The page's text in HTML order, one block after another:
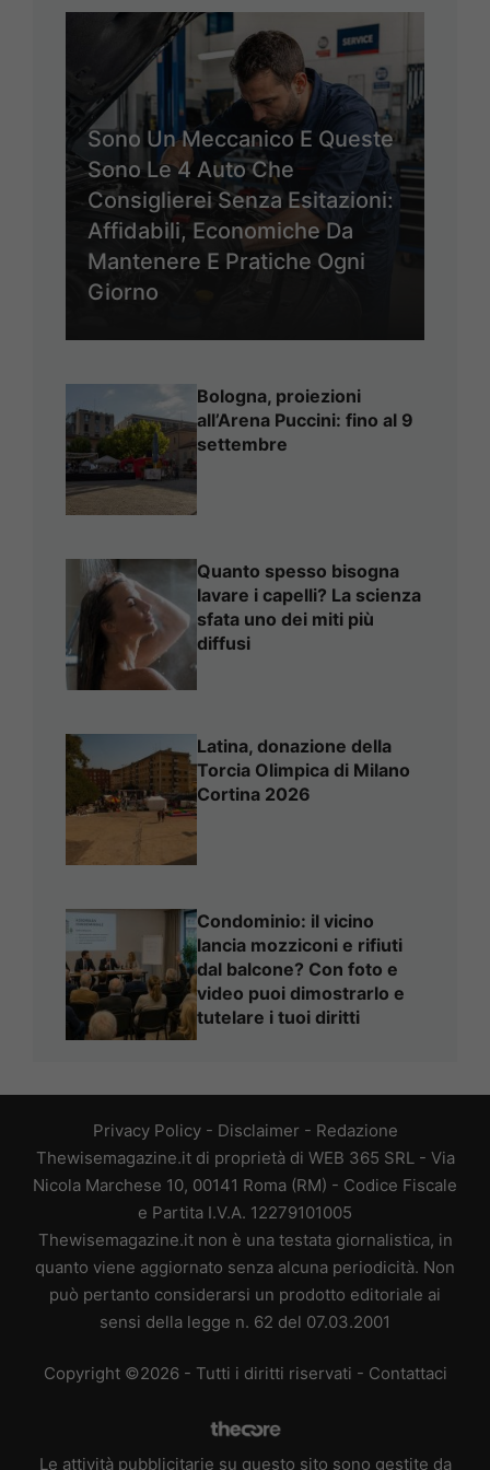
Sono Un Meccanico E Queste
Sono Le 4 Auto Che
Consiglierei Senza Esitazioni:
Affidabili, Economiche Da
Mantenere E Pratiche Ogni
Giorno
Bologna, proiezioni
all’Arena Puccini: fino al 9
settembre
Quanto spesso bisogna
lavare i capelli? La scienza
sfata uno dei miti più
diffusi
Latina, donazione della
Torcia Olimpica di Milano
Cortina 2026
Condominio: il vicino
lancia mozziconi e rifiuti
dal balcone? Con foto e
video puoi dimostrarlo e
tutelare i tuoi diritti
Privacy Policy- Disclaimer - Redazione
Thewisemagazine.it di proprietà di WEB 365 SRL - Via
Nicola Marchese 10, 00141 Roma (RM) - Codice Fiscale
e Partita I.V.A. 12279101005
Thewisemagazine.it non è una testata giornalistica, in
quanto viene aggiornato senza alcuna periodicità. Non
può pertanto considerarsi un prodotto editoriale ai
sensi della legge n. 62 del 07.03.2001
Copyright ©2026 - Tutti i diritti riservati - Contattaci
Le attività pubblicitarie su questo sito sono gestite da